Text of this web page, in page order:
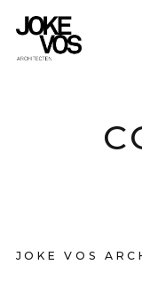
JOKE VOS